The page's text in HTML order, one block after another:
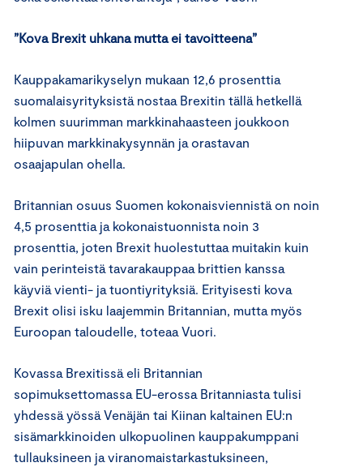
”Kova Brexit uhkana mutta ei tavoitteena”
Kauppakamarikyselyn mukaan 12,6 prosenttia
suomalaisyrityksistä nostaa Brexitin tällä hetkellä
kolmen suurimman markkinahaasteen joukkoon
hiipuvan markkinakysynnän ja orastavan
osaajapulan ohella.
Britannian osuus Suomen kokonaisviennistä on noin
4,5 prosenttia ja kokonaistuonnista noin 3
prosenttia, joten Brexit huolestuttaa muitakin kuin
vain perinteistä tavarakauppaa brittien kanssa
käyviä vienti- ja tuontiyrityksiä. Erityisesti kova
Brexit olisi isku laajemmin Britannian, mutta myös
Euroopan taloudelle, toteaa Vuori.
Kovassa Brexitissä eli Britannian
sopimuksettomassa EU-erossa Britanniasta tulisi
yhdessä yössä Venäjän tai Kiinan kaltainen EU:n
sisämarkkinoiden ulkopuolinen kauppakumppani
tullauksineen ja viranomaistarkastuksineen,